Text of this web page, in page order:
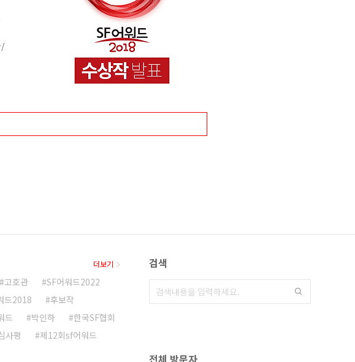
/
고호관
SF어워드2022
드2018
후보작
드 박인하
한국SF협회
사평
제12회sf어워드
더보기 검색
전체 방문자